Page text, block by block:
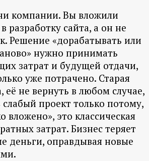
компании. Вы вложили
разработку сайта, а он не
Решение «дорабатывать или
нужно принимать
затрат и будущей отдачи,
уже потрачено. Старая
её не вернуть в любом случае,
проект только потому,
вложено», это классическая
затрат. Бизнес теряет
деньги, оправдывая новые